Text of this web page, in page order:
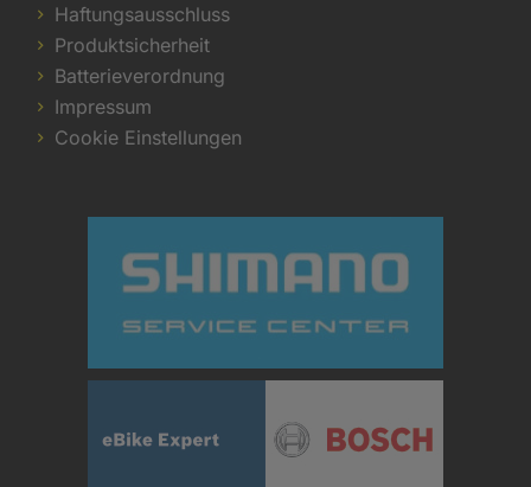
Haftungsausschluss
Produktsicherheit
Batterieverordnung
Impressum
Cookie Einstellungen